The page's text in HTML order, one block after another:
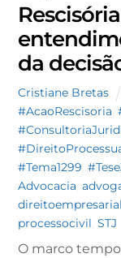
da
Cristiane Bretas
#AcaoRescisoria ,
#Tema1299 ,
Advocacia ,
direitoempresarial
processocivil ,STJ
O marco